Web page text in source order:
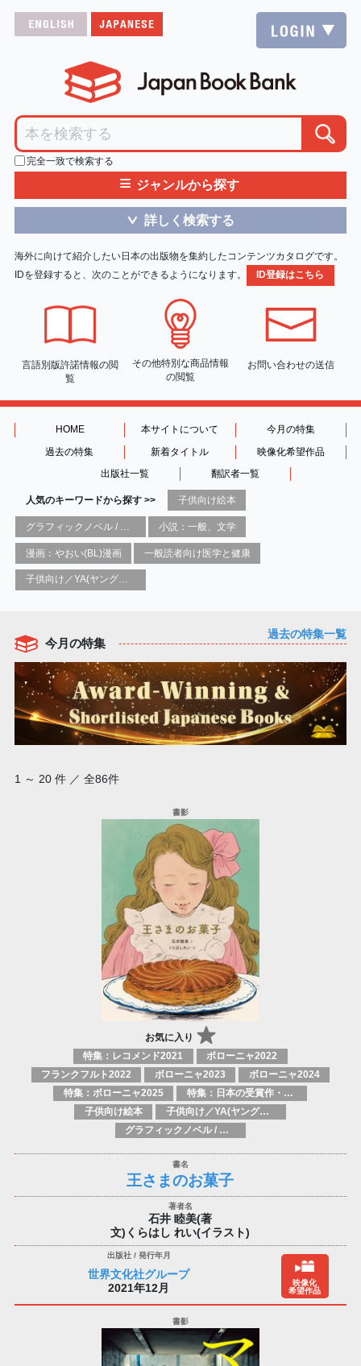
完全一致で検索する
≡ ジャンルから探す
＞ 詳しく検索する
海外に向けて紹介したい日本の出版物を集約したコンテンツカタログです。
IDを登録すると、次のことができるようになります。
ID登録はこちら
言語別版許諾情報の閲
覧
その他特別な商品情報
の閲覧
お問い合わせの送信
HOME 本サイトについて
今月の特集
過去の特集
新着タイトル
映像化希望作品
出版社一覧
翻訳者一覧
人気のキーワードから探す >> 子供向け絵本
小説：一般、文学
漫画：やおい(BL)漫画 一般読者向け医学と健康
子供向け／YA(ヤングアダルト)向け一般：芸術&芸術家
過去の特集一覧
今月の特集
1 ～ 20 件 ／ 全86件
お気に入り
特集：レコメンド2021
ボローニャ2022
フランクフルト2022
ボローニャ2023
ボローニャ2024
特集：ボローニャ2025
特集：日本の受賞作・ノミネート作品特集
子供向け絵本
子供向け／YA(ヤングアダルト)向け一般：芸術&芸術家
グラフィックノベル / コミックブック / 漫画：スタイル / 伝統
王さまのお菓子
石井 睦美(著
文)くらはし れい(イラスト)
世界文化社グループ
2021年12月
映像化
希望作品